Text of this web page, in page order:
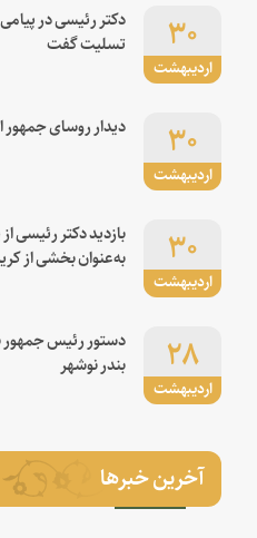
اردیبهشت
۳۰
دکتر رئیسی در
تسلیت گفت
اردیبهشت
۳۰ دیدار روسای جمهور
اردیبهشت
۳۰
بازدید دکتر رئیسی
به‌عنوان بخشی از
اردیبهشت
۲۸
دستور رئیس جمهور
بندر نوشهر
آخرین خبرها